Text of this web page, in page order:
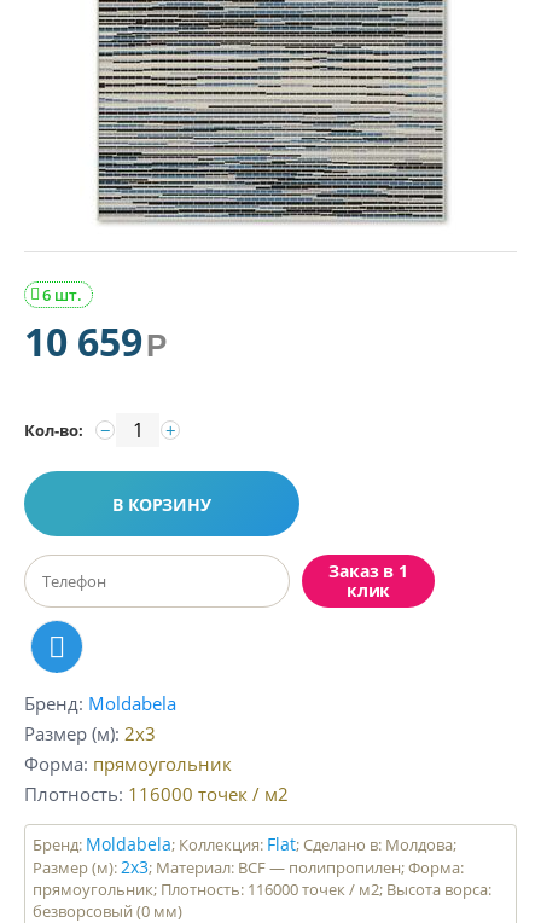
6 шт.

10 659Р
Кол-во: +
−
В КОРЗИНУ
Заказ в 1
клик
Бренд Moldabela
Размер (м) 2x3
Форма прямоугольник
Плотность 116000 точек / м2
Бренд: Moldabela; Коллекция: Flat; Сделано в: Молдова;
Размер (м):2x3; Материал: BCF — полипропилен; Форма:
прямоугольник; Плотность: 116000 точек / м2; Высота ворса:
безворсовый (0 мм)